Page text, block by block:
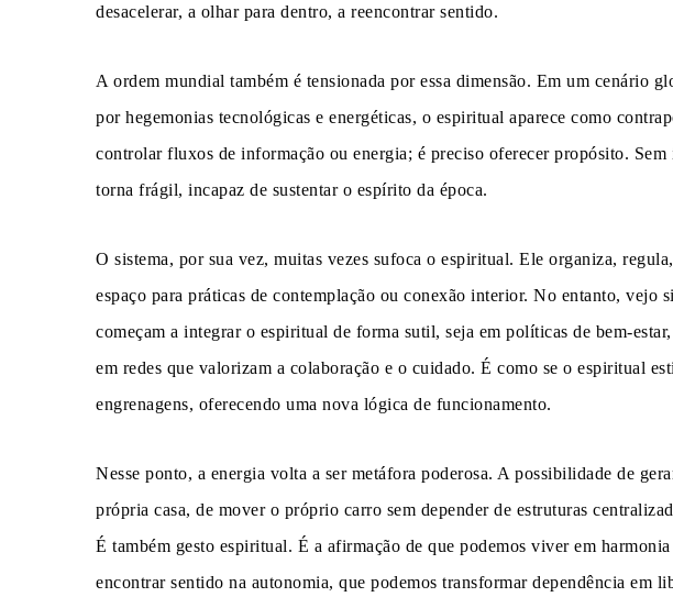
desacelerar, a olhar para dentro, a reencontrar sentido.
A ordem mundial também é tensionada por essa dimensão. Em um cenário
por hegemonias tecnológicas e energéticas, o espiritual aparece como
controlar fluxos de informação ou energia; é preciso oferecer propósito.
torna frágil, incapaz de sustentar o espírito da época.
O sistema, por sua vez, muitas vezes sufoca o espiritual. Ele organiza,
espaço para práticas de contemplação ou conexão interior. No entanto, vejo
começam a integrar o espiritual de forma sutil, seja em políticas de bem-
em redes que valorizam a colaboração e o cuidado. É como se o espiritual
engrenagens, oferecendo uma nova lógica de funcionamento.
Nesse ponto, a energia volta a ser metáfora poderosa. A possibilidade de
própria casa, de mover o próprio carro sem depender de estruturas
É também gesto espiritual. É a afirmação de que podemos viver em
encontrar sentido na autonomia, que podemos transformar dependência em